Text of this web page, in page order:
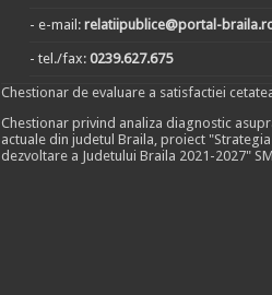
- e-mail: relatiipublice@portal-
- tel./fax: 0239.627.675
Chestionar de evaluare a satisfactiei
Chestionar privind analiza diagnostic
actuale din judetul Braila, proiect
dezvoltare a Judetului Braila 2021-2027"